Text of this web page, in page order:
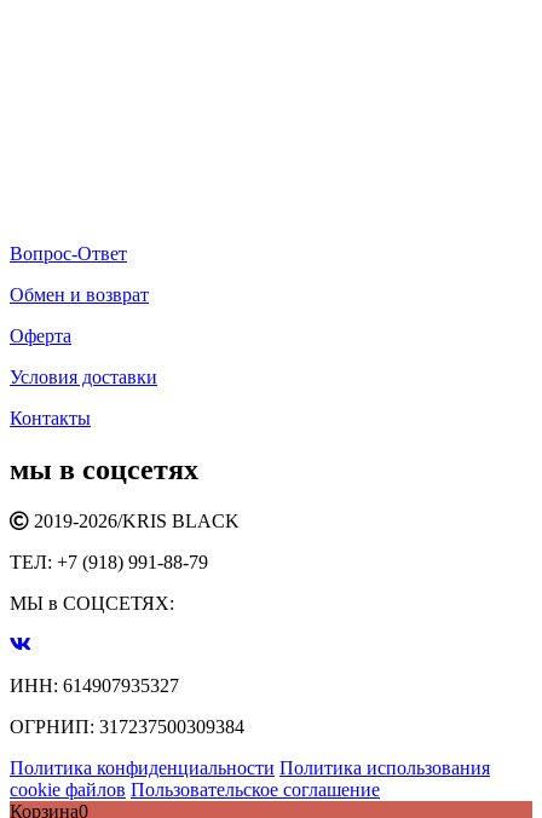
Вопрос-Ответ
Обмен и возврат
Оферта
Условия доставки
Контакты
мы в соцсетях
2019-2026/KRIS BLACK
ТЕЛ: +7 (918) 991-88-79
МЫ в СОЦСЕТЯХ:
ИНН: 614907935327
ОГРНИП: 317237500309384
Политика конфиденциальности Политика использования
cookie файлов Пользовательское соглашение
Корзина0